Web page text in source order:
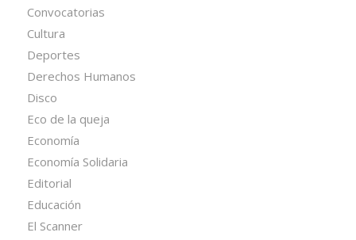
Convocatorias
Cultura
Deportes
Derechos Humanos
Disco
Eco de la queja
Economía
Economía Solidaria
Editorial
Educación
El Scanner